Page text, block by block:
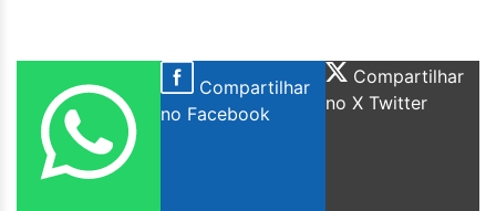
Compartilhar
no Facebook
Compartilhar
no X Twitter